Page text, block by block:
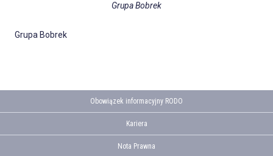
Grupa Bobrek
Grupa Bobrek
Obowiązek informacyjny RODO
Kariera
Nota Prawna